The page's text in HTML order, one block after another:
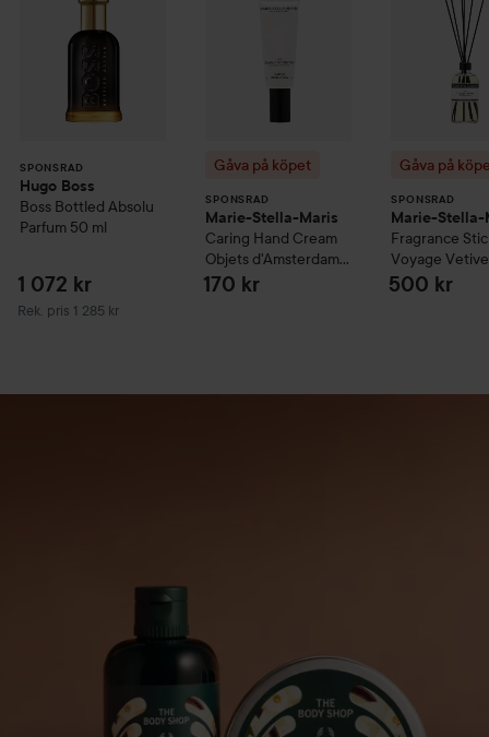
SPONSRAD
Hugo Boss
Boss Bottled Absolu
Parfum 50 ml
1 072 kr
Rek. pris 1 285 kr
Rekommenderat pris 1 285 kr
Gåva på köpet
SPONSRAD
Marie-Stella-Maris
Caring Hand Cream
Objets d'Amsterdam
50 g
170 kr
Gåva på
SPONSRAD
Marie-Stella-
Fragrance
Voyage
ml
500 kr